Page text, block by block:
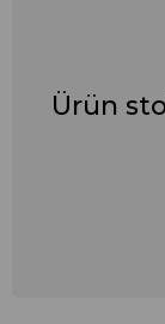
Ürün